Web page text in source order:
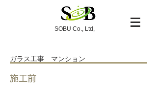
​SOBU Co., Ltd,
ガラス工事 マンション
施工前